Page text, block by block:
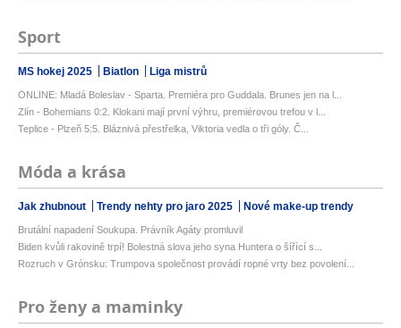
Sport
MS hokej 2025 Biatlon Liga mistrů
ONLINE: Mladá Boleslav - Sparta. Premiéra pro Guddala. Brunes jen na l...
Zlín - Bohemians 0:2. Klokani mají první výhru, premiérovou trefou v l...
Teplice - Plzeň 5:5. Bláznivá přestřelka, Viktoria vedla o tři góly. Č...
Móda a krása
Jak zhubnout Trendy nehty pro jaro 2025 Nové make-up trendy
Brutální napadení Soukupa. Právník Agáty promluvil
Biden kvůli rakovině trpí! Bolestná slova jeho syna Huntera o šířící s...
Rozruch v Grónsku: Trumpova společnost provádí ropné vrty bez povolení...
Pro ženy a maminky